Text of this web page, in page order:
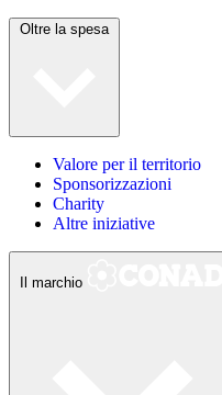
Oltre la spesa
Valore per il territorio
Sponsorizzazioni
Charity
Altre iniziative
Il marchio